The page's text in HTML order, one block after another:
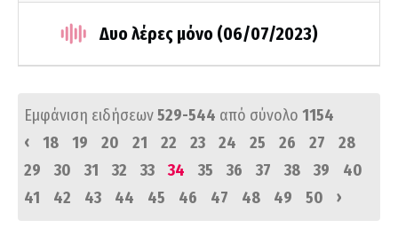
Δυο λέρες μόνο (06/07/2023)
Εμφάνιση ειδήσεων529-544 από σύνολο 1154
‹
18 19 20 21 22 23 24 25 26 27
28
29
30 31 32 33 34 35 36 37 38 39
40
41
42 43 44 45 46 47 48 49 50 ›